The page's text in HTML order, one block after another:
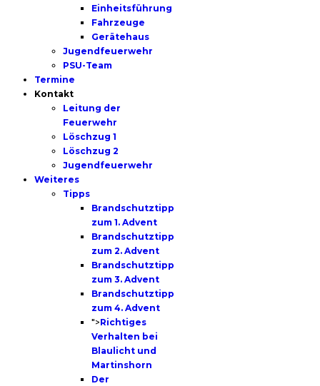
Einheitsführung
Fahrzeuge
Gerätehaus
Jugendfeuerwehr
PSU-Team
Termine
Kontakt
Leitung der
Feuerwehr
Löschzug 1
Löschzug 2
Jugendfeuerwehr
Weiteres
Tipps
Brandschutztipp
zum 1. Advent
Brandschutztipp
zum 2. Advent
Brandschutztipp
zum 3. Advent
Brandschutztipp
zum 4. Advent
">Richtiges
Verhalten bei
Blaulicht und
Martinshorn
Der